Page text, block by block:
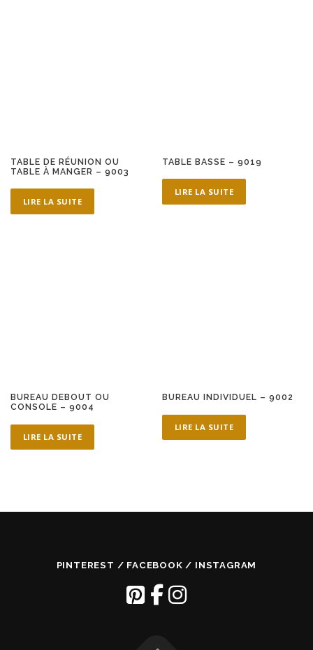
TABLE DE RÉUNION OU
TABLE À MANGER – 9003
LIRE LA SUITE
TABLE BASSE – 9019
LIRE LA SUITE
BUREAU DEBOUT OU
CONSOLE – 9004
LIRE LA SUITE
BUREAU INDIVIDUEL – 9002
LIRE LA SUITE
PINTEREST / FACEBOOK / INSTAGRAM